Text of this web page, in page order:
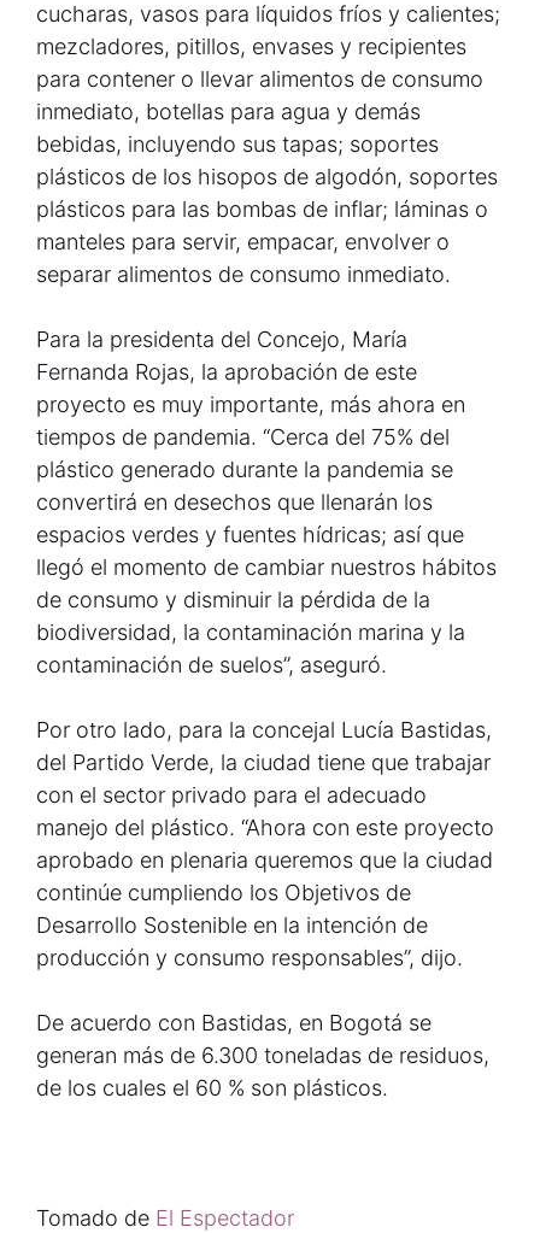
cucharas, vasos para líquidos fríos y calientes;
mezcladores, pitillos, envases y recipientes
para contener o llevar alimentos de consumo
inmediato, botellas para agua y demás
bebidas, incluyendo sus tapas; soportes
plásticos de los hisopos de algodón, soportes
plásticos para las bombas de inflar; láminas o
manteles para servir, empacar, envolver o
separar alimentos de consumo inmediato.
Para la presidenta del Concejo, María
Fernanda Rojas, la aprobación de este
proyecto es muy importante, más ahora en
tiempos de pandemia. “Cerca del 75% del
plástico generado durante la pandemia se
convertirá en desechos que llenarán los
espacios verdes y fuentes hídricas; así que
llegó el momento de cambiar nuestros hábitos
de consumo y disminuir la pérdida de la
biodiversidad, la contaminación marina y la
contaminación de suelos”, aseguró.
Por otro lado, para la concejal Lucía Bastidas,
del Partido Verde, la ciudad tiene que trabajar
con el sector privado para el adecuado
manejo del plástico. “Ahora con este proyecto
aprobado en plenaria queremos que la ciudad
continúe cumpliendo los Objetivos de
Desarrollo Sostenible en la intención de
producción y consumo responsables”, dijo.
De acuerdo con Bastidas, en Bogotá se
generan más de 6.300 toneladas de residuos,
de los cuales el 60 % son plásticos.
Tomado de El Espectador